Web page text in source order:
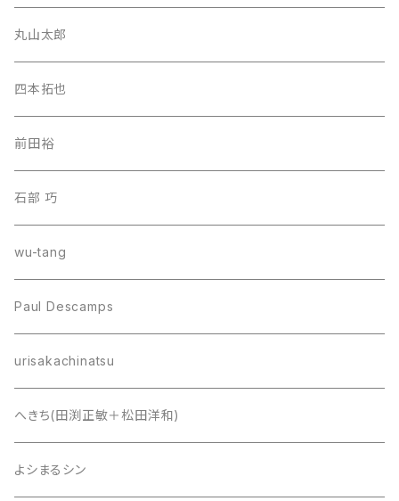
丸山太郎
四本拓也
前田裕
石部 巧
wu-tang
Paul Descamps
urisakachinatsu
へきち(田渕正敏＋松田洋和)
よシまるシン